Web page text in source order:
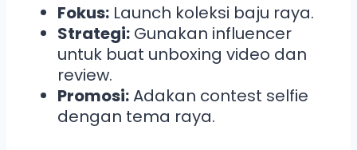
Fokus: Launch koleksi baju raya.
Strategi: Gunakan influencer
untuk buat unboxing video dan
review.
Promosi:Adakan contest selfie
dengan tema raya.